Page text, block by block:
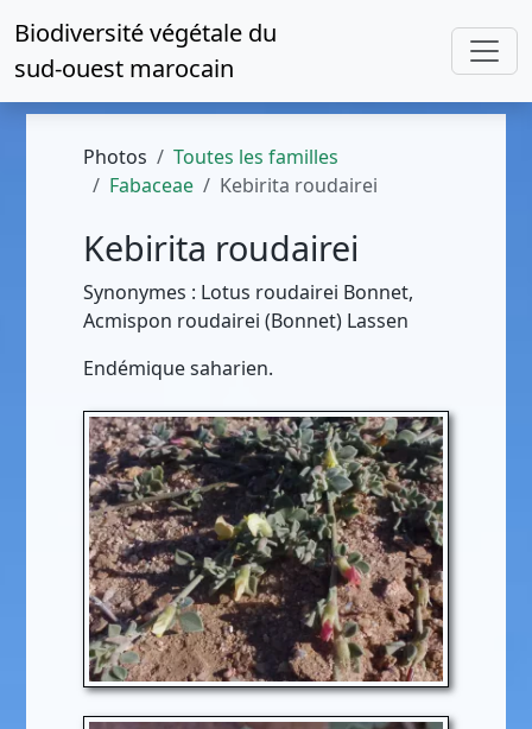
Biodiversité végétale du
sud-ouest marocain
Photos
Toutes les familles
Fabaceae
Kebirita roudairei
Kebirita roudairei
Synonymes : Lotus roudairei Bonnet,
Acmispon roudairei (Bonnet) Lassen
Endémique saharien.